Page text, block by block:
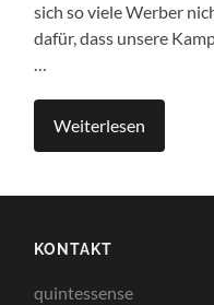
sich so viele Werber
dafür, dass unsere
…
Weiterlesen
KONTAKT
quintessense